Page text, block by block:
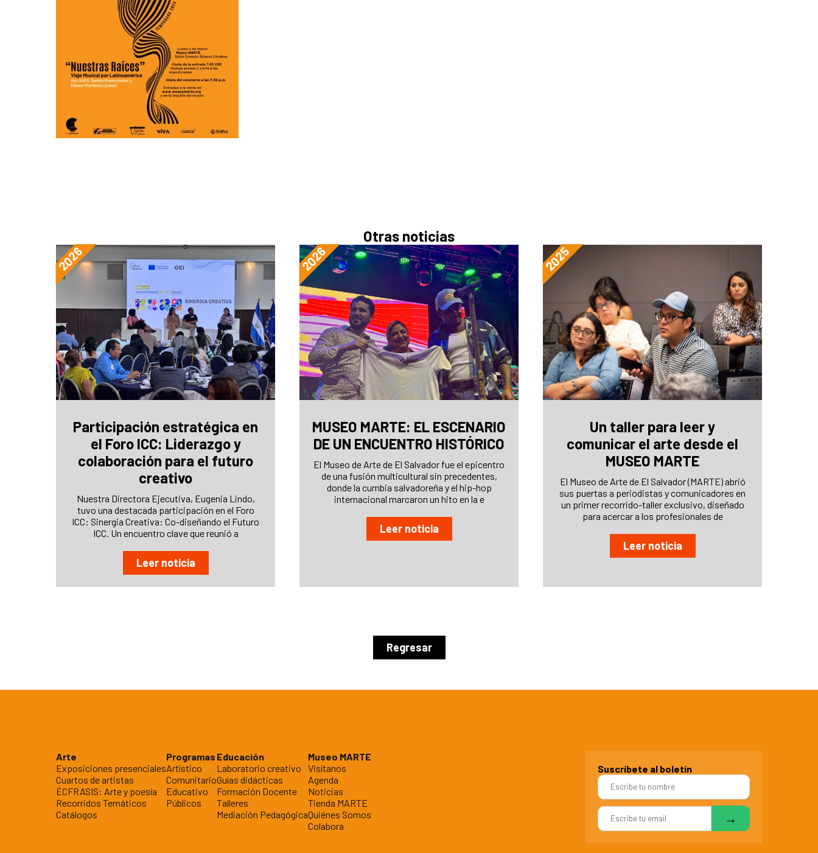
Otras noticias
Participación estratégica en
el Foro ICC: Liderazgo y
colaboración para el futuro
creativo
Nuestra Directora Ejecutiva, Eugenia Lindo,
tuvo una destacada participación en el Foro
ICC: Sinergia Creativa: Co-diseñando el Futuro
ICC. Un encuentro clave que reunió a
Leer noticia
MUSEO MARTE: EL ESCENARIO
DE UN ENCUENTRO HISTÓRICO
El Museo de Arte de El Salvador fue el epicentro
de una fusión multicultural sin precedentes,
donde la cumbia salvadoreña y el hip-hop
internacional marcaron un hito en la e
Leer noticia
Un taller para leer y
comunicar el arte desde el
MUSEO MARTE
El Museo de Arte de El Salvador (MARTE) abrió
sus puertas a periodistas y comunicadores en
un primer recorrido-taller exclusivo, diseñado
para acercar a los profesionales de
Leer noticia
Regresar
Arte
Exposiciones presenciales
Cuartos de artistas
ÉCFRASIS: Arte y poesía
Recorridos Temáticos
Catálogos
Programas
Artístico
Comunitario
Educativo
Públicos
Educación
Laboratorio creativo
Guías didácticas
Formación Docente
Talleres
Mediación Pedagógica
Museo MARTE
Visítanos
Agenda
Noticias
Tienda MARTE
Quiénes Somos
Colabora
Suscríbete al boletín